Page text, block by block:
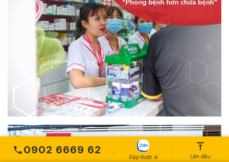
0902 6669 62
Gặp dược sĩ Lên đầu